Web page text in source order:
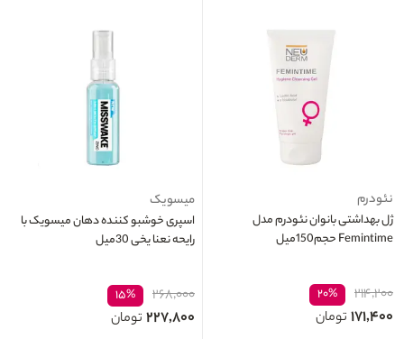
نئودرم
ژل بهداشتی بانوان نئودرم مدل
Femintime حجم150میل
۲۱۴,۲۰۰ ۲۰%
۱۷۱,۴۰۰ تومان
میسویک
اسپری خوشبو کننده دهان میسویک با
رایحه نعنا یخی 30میل
۲۶۸,۰۰۰ ۱۵%
۲۲۷,۸۰۰ تومان